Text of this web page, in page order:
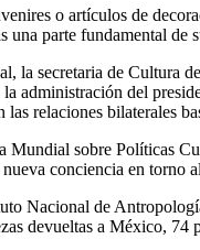
o artículos de
una parte fundamental
la secretaria de Cultura
administración del
las relaciones bilaterales
Mundial sobre Políticas
conciencia en torno
Nacional de
devueltas a México,